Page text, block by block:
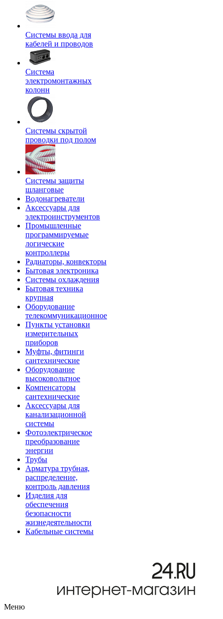
Системы ввода для
кабелей и проводов
Система
электромонтажных
колонн
Системы скрытой
проводки под полом
Системы защиты
шланговые
Водонагреватели
Аксессуары для
электроинструментов
Промышленные
программируемые
логические
контроллеры
Радиаторы, конвекторы
Бытовая электроника
Системы охлаждения
Бытовая техника
крупная
Оборудование
телекоммуникационное
Пункты установки
измерительных
приборов
Муфты, фитинги
сантехнические
Оборудование
высоковольтное
Компенсаторы
сантехнические
Аксессуары для
канализационной
системы
Фотоэлектрическое
преобразование
энергии
Трубы
Арматура трубная,
распределение,
контроль давления
Изделия для
обеспечения
безопасности
жизнедеятельности
Кабельные системы
Меню